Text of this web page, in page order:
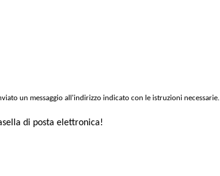
un messaggio all'indirizzo indicato con le istruzioni necessarie.
di posta elettronica!